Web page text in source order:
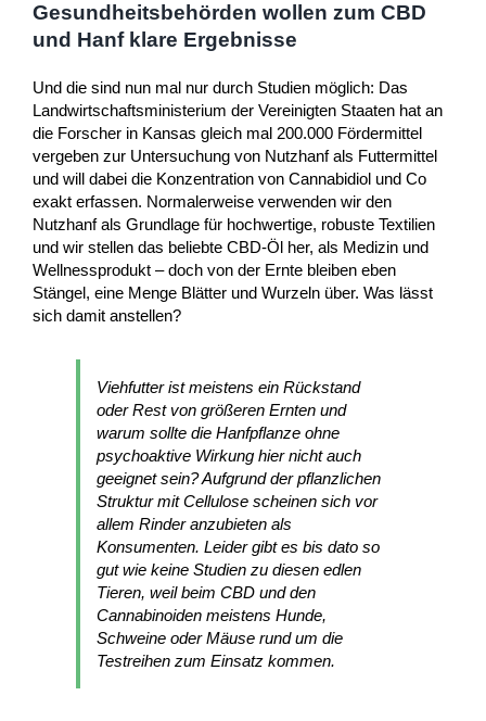
Gesundheitsbehörden wollen zum CBD
und Hanf klare Ergebnisse
Und die sind nun mal nur durch Studien möglich: Das
Landwirtschaftsministerium der Vereinigten Staaten hat an
die Forscher in Kansas gleich mal 200.000 Fördermittel
vergeben zur Untersuchung von Nutzhanf als Futtermittel
und will dabei die Konzentration von Cannabidiol und Co
exakt erfassen. Normalerweise verwenden wir den
Nutzhanf als Grundlage für hochwertige, robuste Textilien
und wir stellen das beliebte CBD-Öl her, als Medizin und
Wellnessprodukt – doch von der Ernte bleiben eben
Stängel, eine Menge Blätter und Wurzeln über. Was lässt
sich damit anstellen?
Viehfutter ist meistens ein Rückstand
oder Rest von größeren Ernten und
warum sollte die Hanfpflanze ohne
psychoaktive Wirkung hier nicht auch
geeignet sein? Aufgrund der pflanzlichen
Struktur mit Cellulose scheinen sich vor
allem Rinder anzubieten als
Konsumenten. Leider gibt es bis dato so
gut wie keine Studien zu diesen edlen
Tieren, weil beim CBD und den
Cannabinoiden meistens Hunde,
Schweine oder Mäuse rund um die
Testreihen zum Einsatz kommen.